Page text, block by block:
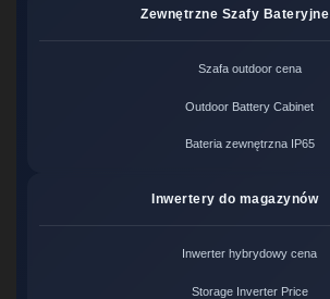
Zewnętrzne Szafy Bateryjne
Szafa outdoor cena
Outdoor Battery Cabinet
Bateria zewnętrzna IP65
Inwertery do magazynów
Inwerter hybrydowy cena
Storage Inverter Price